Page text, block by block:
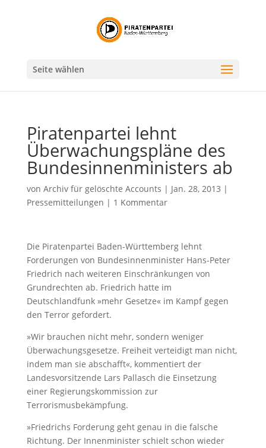
Seite wählen
Piratenpartei lehnt
Überwachungspläne des
Bundesinnenministers ab
von Archiv für gelöschte Accounts | Jan. 28, 2013 |
Pressemitteilungen | 1 Kommentar
Die Piratenpartei Baden-Württemberg lehnt
Forderungen von Bundesinnenminister Hans-Peter
Friedrich nach weiteren Einschränkungen von
Grundrechten ab. Friedrich hatte im
Deutschlandfunk »mehr Gesetze« im Kampf gegen
den Terror gefordert.
»Wir brauchen nicht mehr, sondern weniger
Überwachungsgesetze. Freiheit verteidigt man nicht,
indem man sie abschafft«, kommentiert der
Landesvorsitzende Lars Pallasch die Einsetzung
einer Regierungskommission zur
Terrorismusbekämpfung.
»Friedrichs Forderung geht genau in die falsche
Richtung. Der Innenminister schielt schon wieder